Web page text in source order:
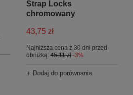
Strap Locks
chromowany
43,75 zł
Najniższa cena z 30 dni przed
obniżką: 45,11 zł -3%
+ Dodaj do porównania